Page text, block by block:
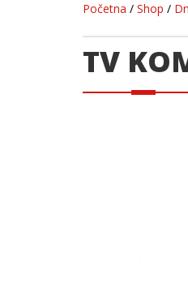
Početna / Shop /
TV